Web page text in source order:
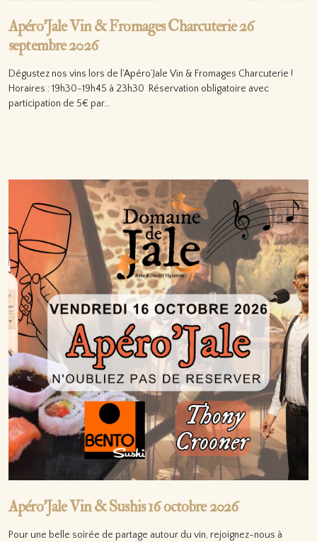
Apéro’Jale Vin & Fromages Charcuterie 26
septembre 2026
Dégustez nos vins lors de l’Apéro’Jale Vin & Fromages Charcuterie !
Horaires : 19h30-19h45 à 23h30 Réservation obligatoire avec
participation de 5€ par…
Apéro’Jale Vin & Sushis 16 octobre 2026
Pour une belle soirée de partage autour du vin, rejoignez-nous à